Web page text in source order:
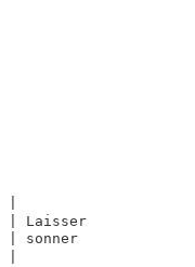
Laisser
sonner
|